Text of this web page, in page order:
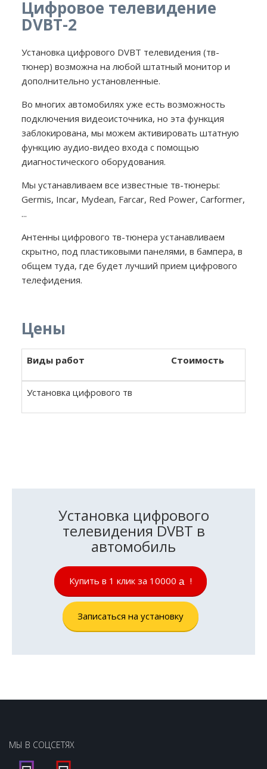
Цифровое телевидение
DVBT-2
Установка цифрового DVBT телевидения (тв-
тюнер) возможна на любой штатный монитор и
дополнительно установленные.
Во многих автомобилях уже есть возможность
подключения видеоисточника, но эта функция
заблокирована, мы можем активировать штатную
функцию аудио-видео входа с помощью
диагностического оборудования.
Мы устанавливаем все известные тв-тюнеры:
Germis, Incar, Mydean, Farcar, Red Power, Carformer,
...
Антенны цифрового тв-тюнера устанавливаем
скрытно, под пластиковыми панелями, в бампера, в
общем туда, где будет лучший прием цифрового
телефидения.
Цены
Виды работ Стоимость
Установка цифрового тв
Установка цифрового
телевидения DVBT в
автомобиль
Купить в 1 клик за 10000 руб.
!
Записаться на установку
МЫ В СОЦСЕТЯХ